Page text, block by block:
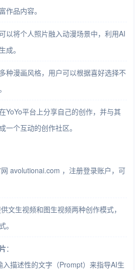
作品内容。
以将个人照片融入动漫场景中，利用AI
成。
种漫画风格，用户可以根据喜好选择不
YoYo平台上分享自己的创作，并与其
一个互动的创作社区。
网 avolutionai.com ，注册登录账户，可
文生视频和图生视频两种创作模式，
。
：
入描述性的文字（Prompt）来指导AI生